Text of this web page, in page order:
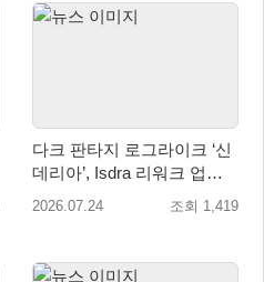
다크 판타지 로그라이크 ‘신
데리아’, Isdra 리워크 업데
이트 적용… 스팀 20% 할인
2026.07.24 조회 1,419